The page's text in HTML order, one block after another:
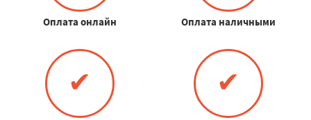
Оплата онлайн Оплата наличными
✔ ✔